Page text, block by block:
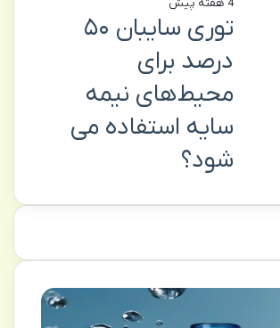
4 هفته پیش
توری سایبان ۵۰
درصد برای
محیط‌های نیمه‌
سایه استفاده می
شود؟